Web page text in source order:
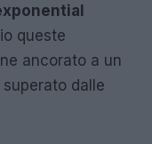
queste
ancorato a un
dalle